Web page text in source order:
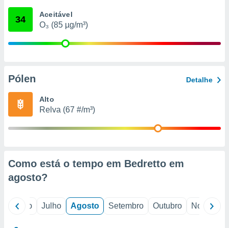
através
estudos
1199
34 Aceitável
O₃ (85 µg/m³)
Pólen Detalhe
Alto
Relva (67 #/m³)
Como está o tempo em Bedretto em
agosto?
Junho Julho Agosto Setembro Outubro Novembro